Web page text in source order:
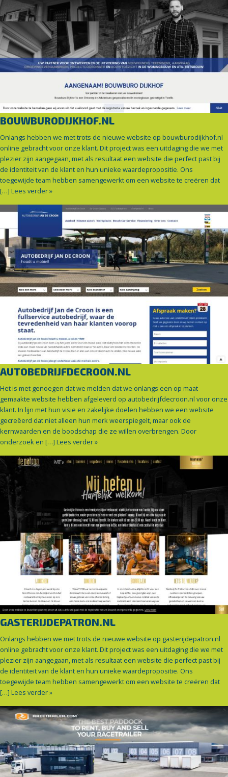
BOUWBURODIJKHOF.NL
Onlangs hebben we met trots de nieuwe website op bouwburodijkhof.nl
online gebracht voor onze klant. Dit project was een uitdaging die we met
plezier zijn aangegaan, met als resultaat een website die perfect past bij
de identiteit van de klant en hun unieke waardepropositie. Ons
toegewijde team hebben samengewerkt om een website te creëren dat
[…] Lees verder »
AUTOBEDRIJFDECROON.NL
Het is met genoegen dat we melden dat we onlangs een op maat
gemaakte website hebben afgeleverd op autobedrijfdecroon.nl voor onze
klant. In lijn met hun visie en zakelijke doelen hebben we een website
gecreëerd dat niet alleen hun merk weerspiegelt, maar ook de
kernwaarden en de boodschap die ze willen overbrengen. Door
onderzoek en […] Lees verder »
GASTERIJDEPATRON.NL
Onlangs hebben we met trots de nieuwe website op gasterijdepatron.nl
online gebracht voor onze klant. Dit project was een uitdaging die we met
plezier zijn aangegaan, met als resultaat een website die perfect past bij
de identiteit van de klant en hun unieke waardepropositie. Ons
toegewijde team hebben samengewerkt om een website te creëren dat
[…] Lees verder »